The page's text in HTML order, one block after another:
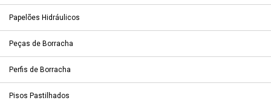
Papelões Hidráulicos
Peças de Borracha
Perfis de Borracha
Pisos Pastilhados